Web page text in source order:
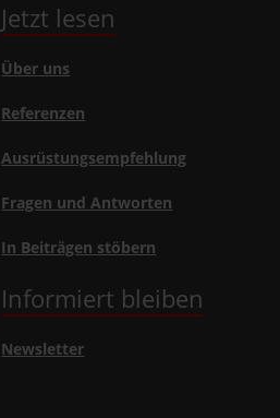
Jetzt lesen
Über uns
Referenzen
Ausrüstungsempfehlung
Fragen und Antworten
In Beiträgen stöbern
Informiert bleiben
Newsletter